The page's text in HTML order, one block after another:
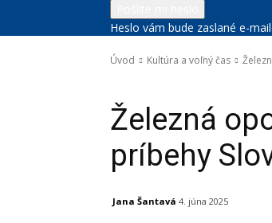
Heslo vám bude zaslané e-
Úvod Kultúra a voľný čas
Železná
príbehy
Jana Šantavá 4. júna 2025